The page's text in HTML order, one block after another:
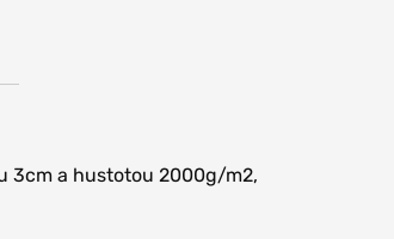
3cm a hustotou 2000g/m2,